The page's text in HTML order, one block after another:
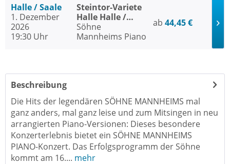
Halle / Saale
1. Dezember
2026
19:30 Uhr
Steintor-Variete
Halle Halle /
Saale
Söhne
Mannheims Piano
ab 44,45 €
Beschreibung
Die Hits der legendären SÖHNE MANNHEIMS mal
ganz anders, mal ganz leise und zum Mitsingen in neu
arrangierten Piano-Versionen: Dieses besondere
Konzerterlebnis bietet ein SÖHNE MANNHEIMS
PIANO-Konzert. Das Erfolgsprogramm der Söhne
kommt am 16.... mehr